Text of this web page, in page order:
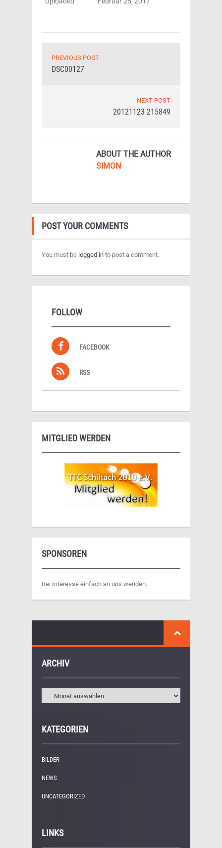
PREVIOUS POST
DSC00127
NEXT POST
20121123 215849
ABOUT THE AUTHOR
SIMON
POST YOUR COMMENTS
You must be logged in to post a comment.
FOLLOW
FACEBOOK
RSS
MITGLIED WERDEN
SPONSOREN
Bei Interesse einfach an uns wenden.
ARCHIV
KATEGORIEN
BILDER
NEWS
UNCATEGORIZED
LINKS